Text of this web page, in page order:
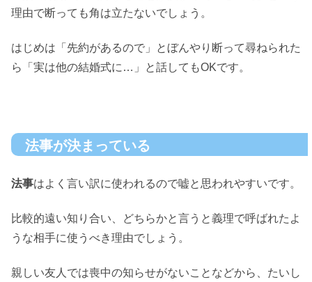
理由で断っても角は立たないでしょう。
はじめは「先約があるので」とぼんやり断って尋ねられた
ら「実は他の結婚式に…」と話してもOKです。
法事が決まっている
法事はよく言い訳に使われるので嘘と思われやすいです。
比較的遠い知り合い、どちらかと言うと義理で呼ばれたよ
うな相手に使うべき理由でしょう。
親しい友人では喪中の知らせがないことなどから、たいし